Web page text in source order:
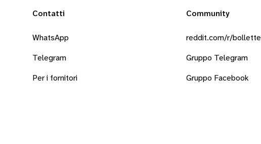
Contatti
WhatsApp
Telegram
Per i fornitori
Community
reddit.com/r/bollette
Gruppo Telegram
Gruppo Facebook